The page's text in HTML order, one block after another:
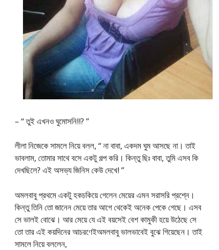
– “ তুই এখনও ঘুমোসনি!!? ”
লীলা নিজেকে সামলে নিয়ে বলল, “ না বাবা, একদম ঘুম আসছে না। তাই
ভাবলাম, তোমার সাথে বসে একটু গল্প করি। কিন্তু ছিঃ বাবা, তুমি এসব কি
দেখছিলে? এই অসভ্য জিনিস কেউ দেখে! ”
অমলবাবু প্রথমে একটু হকচকিয়ে গেলেন মেয়ের এমন সরাসরি প্রশ্নে।
কিন্তু তিনি তো জানেন মেয়ে তার আগে থেকেই অনেক পেকে গেছে। এসব
সে ভালই বোঝে। আর মেয়ে যে এই বয়সেই বেশ কামুকী হয়ে উঠেছে সে
তো তার এই কয়দিনের আচরণেইঅমলবাবু ভালভাবেই বুঝে গিয়েছেন। তাই
সামলে নিয়ে বললেন,